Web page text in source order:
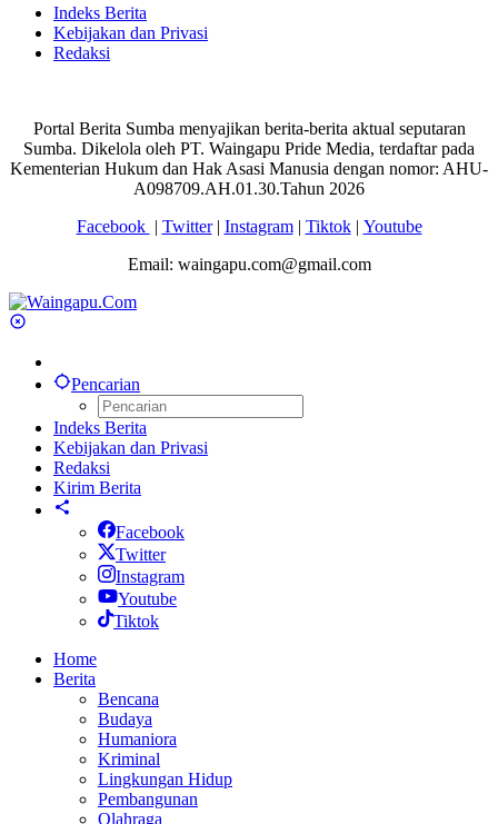
Indeks Berita
Kebijakan dan Privasi
Redaksi
Portal Berita Sumba menyajikan berita-berita aktual seputaran
Sumba. Dikelola oleh PT. Waingapu Pride Media, terdaftar pada
Kementerian Hukum dan Hak Asasi Manusia dengan nomor: AHU-
A098709.AH.01.30.Tahun 2026
Facebook | Twitter| Instagram| Tiktok| Youtube
Email: waingapu.com@gmail.com
Pencarian
Indeks Berita
Kebijakan dan Privasi
Redaksi
Kirim Berita
Facebook
Twitter
Instagram
Youtube
Tiktok
Home
Berita
Bencana
Budaya
Humaniora
Kriminal
Lingkungan Hidup
Pembangunan
Olahraga